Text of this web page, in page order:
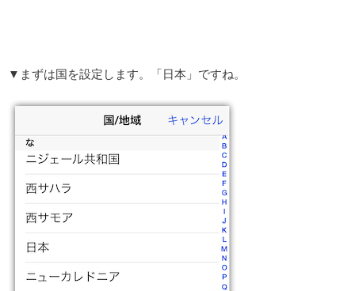
▼まずは国を設定します。「日本」ですね。